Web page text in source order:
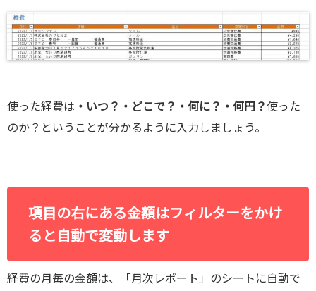
使った経費は ・いつ？・どこで？・何に？・何円？使った
のか？ということが分かるように入力しましょう。
項目の右にある金額はフィルターをかけ
ると自動で変動します
経費の月毎の金額は、「月次レポート」のシートに自動で